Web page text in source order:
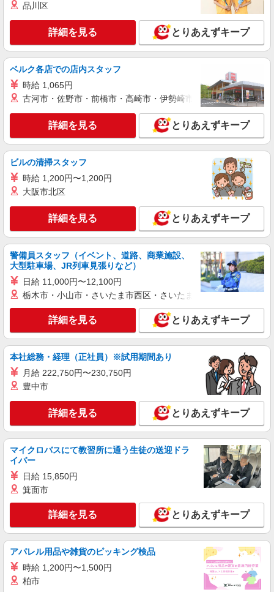
派遣社員
セントスタッフ株式会社 横浜支店（13198)
保育士
【保育士資格必須】 時給：1,300円〜 ※交通
費全額別途支給 ※試用期間なし ※雇用期間の定め
あり ※給与幅は経験・能力による
詳細を見る
セントスタッフ株式会社 横浜支店（19350)
保育士
【保育士資格必須】 時給：1,300円〜 ※交通
費全額別途支給 ※試用期間なし ※雇用期間の定め
神奈川県川崎市中原区井田中ノ町
キープ 詳細を見る
派遣社員
セントスタッフ株式会社 横浜支店（10945)
保育士
【保育士資格必須】 時給： 1,500円〜 ※交通
費全額別途支給 ※試用期間なし ※雇用期間の定め
あり ※給与幅は経験・能力による
神奈川県川崎市中原区下小田中1
キープ
派遣社員
セントスタッフ株式会社 横浜支店（31888)
保育士
■時給 1,500円〜1,700円 ※交通費別途全額支
給（規定あり） （月収例） 時給1,500円×1日7.5時
間×月20日の場合 225,000円 ※給与幅は経験・能
力による
神奈川県川崎市中原区木月2
キープ 詳細を見る
派遣社員
セントスタッフ株式会社 横浜支店（19350)
保育士
【保育士資格必須】 時給：1,300円〜 ※交通
費全額別途支給 ※試用期間なし ※雇用期間の定め
あり ※給与幅は経験・能力による
神奈川県川崎市中原区井田中ノ町
品川区
詳細を見る とりあえずキープ
ベルク各店での店内スタッフ
時給 1,065円
古河市・佐野市・前橋市・高崎市・伊勢崎市・太田市・館林市
詳細を見る とりあえずキープ
ビルの清掃スタッフ
時給 1,200円〜1,200円
大阪市北区
詳細を見る とりあえずキープ
警備員スタッフ（イベント、道路、商業施設、
大型駐車場、JR列車見張りなど）
日給 11,000円〜12,100円
栃木市・小山市・さいたま市西区・さいたま市岩槻区・久喜市・
詳細を見る とりあえずキープ
本社総務・経理（正社員）※試用期間あり
月給 222,750円〜230,750円
豊中市
詳細を見る とりあえずキープ
マイクロバスにて教習所に通う生徒の送迎ドラ
イバー
日給 15,850円
箕面市
詳細を見る とりあえずキープ
アパレル用品や雑貨のピッキング検品
時給 1,200円〜1,500円
柏市